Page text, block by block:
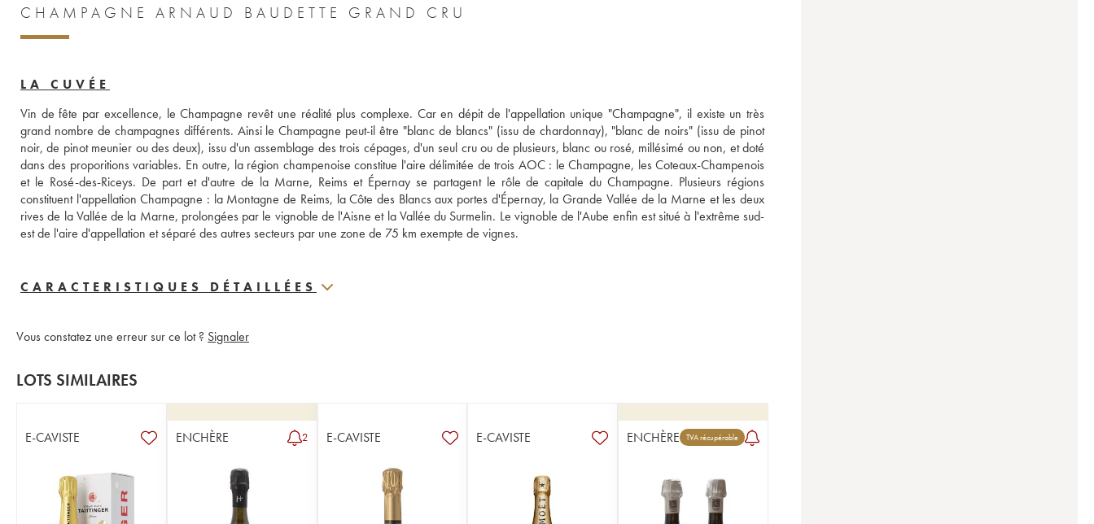
CHAMPAGNE ARNAUD BAUDETTE GRAND CRU
LA CUVÉE
Vin de fête par excellence, le Champagne revêt une réalité plus complexe. Car en dépit de l'appellation unique "Champagne", il existe un très
grand nombre de champagnes différents. Ainsi le Champagne peut-il être "blanc de blancs" (issu de chardonnay), "blanc de noirs" (issu de pinot
noir, de pinot meunier ou des deux), issu d'un assemblage des trois cépages, d'un seul cru ou de plusieurs, blanc ou rosé, millésimé ou non, et doté
dans des proporitions variables. En outre, la région champenoise constitue l'aire délimitée de trois AOC : le Champagne, les Coteaux-Champenois
et le Rosé-des-Riceys. De part et d'autre de la Marne, Reims et Épernay se partagent le rôle de capitale du Champagne. Plusieurs régions
constituent l'appellation Champagne : la Montagne de Reims, la Côte des Blancs aux portes d'Épernay, la Grande Vallée de la Marne et les deux
rives de la Vallée de la Marne, prolongées par le vignoble de l'Aisne et la Vallée du Surmelin. Le vignoble de l'Aube enfin est situé à l'extrême sud-
est de l'aire d'appellation et séparé des autres secteurs par une zone de 75 km exempte de vignes.
CARACTERISTIQUES DÉTAILLÉES
Vous constatez une erreur sur ce lot ? Signaler
LOTS SIMILAIRES
E-CAVISTE ENCHÈRE 2 E-CAVISTE E-CAVISTE ENCHÈRE TVA récupérable